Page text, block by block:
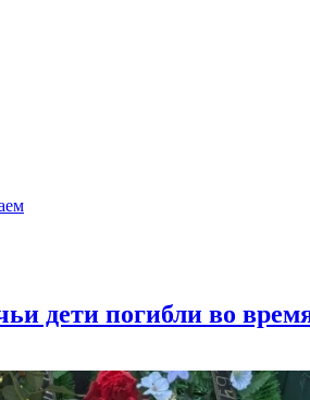
дети погибли во